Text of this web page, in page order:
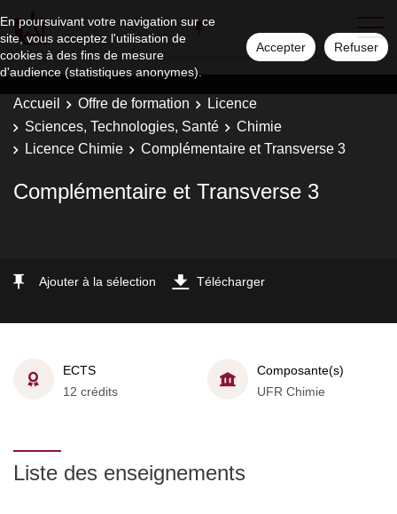
En poursuivant votre navigation sur ce
site, vous acceptez l'utilisation de
cookies à des fins de mesure
d'audience (statistiques anonymes).
Accepter Refuser
Accueil Offre de formation
Licence
Sciences, Technologies, Santé
Chimie
Licence Chimie
Complémentaire et Transverse 3
Complémentaire et Transverse 3
Ajouter à la sélection Télécharger
ECTS
12 crédits
Composante(s)
UFR Chimie
Liste des enseignements